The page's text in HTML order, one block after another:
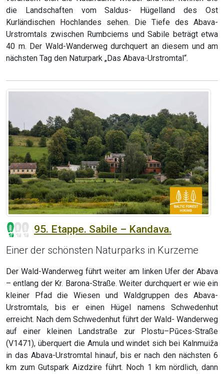
die Landschaften vom Saldus- Hügelland des Ost
Kurländischen Hochlandes sehen. Die Tiefe des Abava-
Urstromtals zwischen Rumbciems und Sabile beträgt etwa
40 m. Der Wald-Wanderweg durchquert an diesem und am
nächsten Tag den Naturpark „Das Abava-Urstromtal“.
95. Etappe. Sabile – Kandava.
Einer der schönsten Naturparks in Kurzeme
Der Wald-Wanderweg führt weiter am linken Ufer der Abava
– entlang der Kr. Barona-Straße. Weiter durchquert er wie ein
kleiner Pfad die Wiesen und Waldgruppen des Abava-
Urstromtals, bis er einen Hügel namens Schwedenhut
erreicht. Nach dem Schwedenhut führt der Wald- Wanderweg
auf einer kleinen Landstraße zur Plostu–Pūces-Straße
(V1471), überquert die Amula und windet sich bei Kalnmuiža
in das Abava-Urstromtal hinauf, bis er nach den nächsten 6
km zum Gutspark Aizdzire führt. Noch 1 km nördlich, dann